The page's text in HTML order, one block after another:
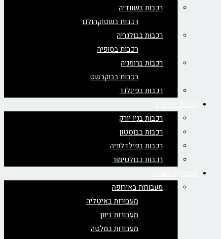
רכבות בשוודיה
רכבות בשטוקהולם
רכבות בבולגריה
רכבות בסופיה
רכבות ברומניה
רכבות בבוקרשט
רכבות בפינלנד
רכבות בניו יורק
רכבות בבוסטון
רכבות בפילדלפיה
רכבות בבולטימור
מעבורות באירופה
מעבורות באיטליה
מעבורות ביוון
מעבורות במלטה